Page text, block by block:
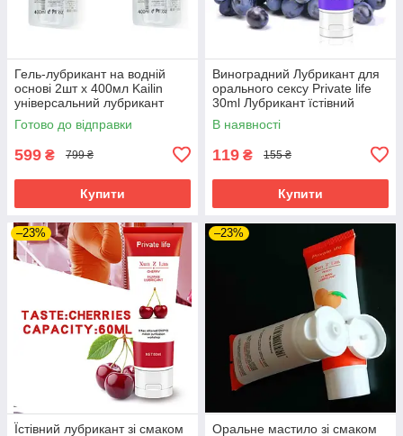
Гель-лубрикант на водній
основі 2шт х 400мл Kailin
універсальний лубрикант
Каiлiн
Готово до відправки
599 ₴ 799 ₴
Купити
Виноградний Лубрикант для
орального сексу Private life
30ml Лубрикант їстівний
В наявності
119 ₴ 155 ₴
Купити
–23%
Їстівний лубрикант зі смаком
–23%
Оральне мастило зі смаком